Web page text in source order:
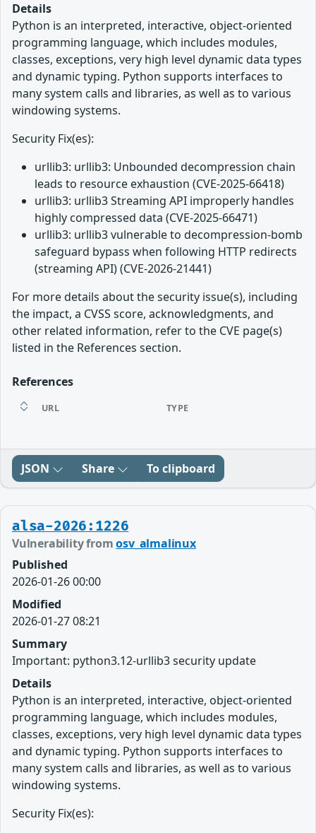
Details
Python is an interpreted, interactive, object-oriented
programming language, which includes modules,
classes, exceptions, very high level dynamic data types
and dynamic typing. Python supports interfaces to
many system calls and libraries, as well as to various
windowing systems.
Security Fix(es):
urllib3: urllib3: Unbounded decompression chain
leads to resource exhaustion (CVE-2025-66418)
urllib3: urllib3 Streaming API improperly handles
highly compressed data (CVE-2025-66471)
urllib3: urllib3 vulnerable to decompression-bomb
safeguard bypass when following HTTP redirects
(streaming API) (CVE-2026-21441)
For more details about the security issue(s), including
the impact, a CVSS score, acknowledgments, and
other related information, refer to the CVE page(s)
listed in the References section.
References
URL TYPE
JSON Share To clipboard
alsa-2026:1226
Vulnerability fromosv_almalinux
Published
2026-01-26 00:00
Modified
2026-01-27 08:21
Summary
Important: python3.12-urllib3 security update
Details
Python is an interpreted, interactive, object-oriented
programming language, which includes modules,
classes, exceptions, very high level dynamic data types
and dynamic typing. Python supports interfaces to
many system calls and libraries, as well as to various
windowing systems.
Security Fix(es):